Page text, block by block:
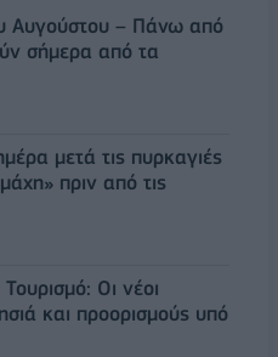
Αυγούστου – Πάνω από
σήμερα από τα
μετά τις πυρκαγιές
πριν από τις
Οι νέοι
και προορισμούς υπό